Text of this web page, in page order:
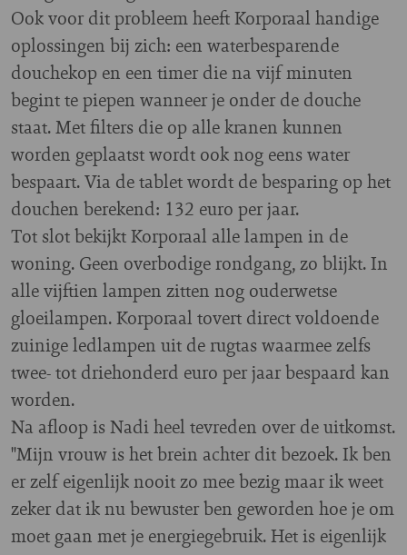
Ook voor dit probleem heeft Korporaal handige
oplossingen bij zich: een waterbesparende
douchekop en een timer die na vijf minuten
begint te piepen wanneer je onder de douche
staat. Met filters die op alle kranen kunnen
worden geplaatst wordt ook nog eens water
bespaart. Via de tablet wordt de besparing op het
douchen berekend: 132 euro per jaar.
Tot slot bekijkt Korporaal alle lampen in de
woning. Geen overbodige rondgang, zo blijkt. In
alle vijftien lampen zitten nog ouderwetse
gloeilampen. Korporaal tovert direct voldoende
zuinige ledlampen uit de rugtas waarmee zelfs
twee- tot driehonderd euro per jaar bespaard kan
worden.
Na afloop is Nadi heel tevreden over de uitkomst.
"Mijn vrouw is het brein achter dit bezoek. Ik ben
er zelf eigenlijk nooit zo mee bezig maar ik weet
zeker dat ik nu bewuster ben geworden hoe je om
moet gaan met je energiegebruik. Het is eigenlijk